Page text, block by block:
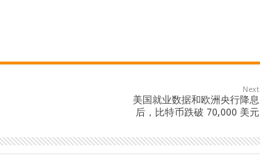
Next
美国就业数据和欧洲央行降息
后，比特币跌破 70,000 美元